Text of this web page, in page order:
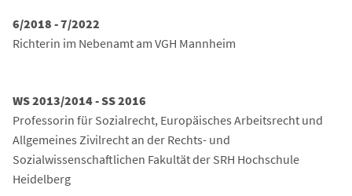
6/2018 - 7/2022
Richterin im Nebenamt am VGH Mannheim
WS 2013/2014 - SS 2016
Professorin für Sozialrecht, Europäisches Arbeitsrecht und
Allgemeines Zivilrecht an der Rechts- und
Sozialwissenschaftlichen Fakultät der SRH Hochschule
Heidelberg